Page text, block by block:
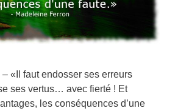
«Il faut endosser ses erreurs
ses vertus… avec fierté ! Et
les conséquences d’une